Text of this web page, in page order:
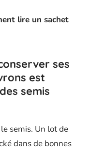
lire un sachet
ses
est
semis
semis. Un lot de
dans de bonnes